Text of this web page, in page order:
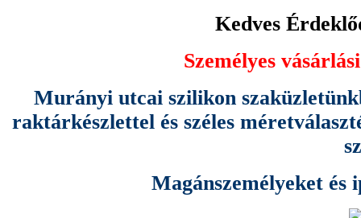
Kedves
Személyes
Murányi utcai szilikon
raktárkészlettel és széles
Magánszemélyeket és